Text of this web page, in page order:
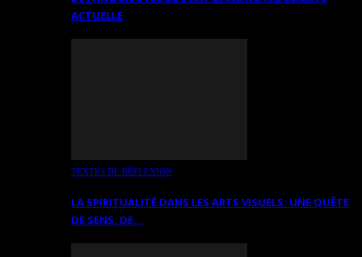
ACTUELLE
TEXTES DE RÉFLEXION
LA SPIRITUALITÉ DANS LES ARTS VISUELS: UNE QUÊTE
DE SENS, DE…